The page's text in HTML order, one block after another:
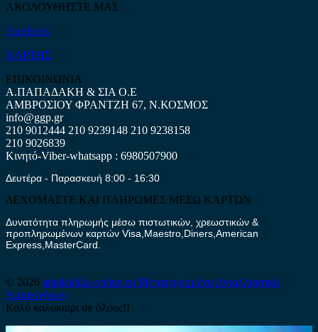
ΑΚΟΛΟΥΘΗΣΤΕ ΜΑΣ
Facebook
ΧΑΡΤΗΣ
ΕΠΙΚΟΙΝΩΝΙΑ
Α.ΠΑΠΑΔΑΚΗ & ΣΙΑ Ο.Ε
ΑΜΒΡΟΣΙΟΥ ΦΡΑΝΤΖΗ 67, Ν.ΚΟΣΜΟΣ
info@ggp.gr
210 9012444 210 9239148 210 9238158
210 9026839
Κινητό-Viber-whatsapp : 6980507900
Δευτέρα - Παρασκευή 8:00 - 16:30
ΔΕΧΟΜΑΣΤΕ ΚΑΙ ΠΛΗΡΩΜΕΣ ΜΕΣΩ ΚΑΡΤΩΝ
Δυνατότητα πληρωμής μέσω πιστωτικών, χρεωστικών &
προπληρωμένων καρτών Visa,Maestro,Diners,American
Express,MasterCard.
© 2026 antalaktika-online.eu Μεταχειρισμένα Ανταλλακτικά
Αυτοκινήτων
Καλό καλοκαίρι σε όλους!!